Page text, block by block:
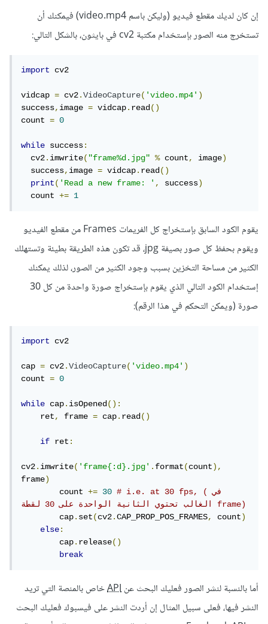
إن كان لديك مقطع فيديو (وليكن باسم video.mp4) فيمكنك أن
تستخرج منه الصور بإستخدام مكتبة cv2 في بايثون، بالشكل التالي:
import cv2
vidcap = cv2.VideoCapture('video.mp4')
success,image = vidcap.read()
count = 0
while success:
  cv2
.imwrite("frame%d.jpg" % count, image)
  success
,image = vidcap.read()
print('Read a new frame: ', success)
  count
+= 1
يقوم الكود السابق بإستخراج كل الفريمات Frames من مقطع الفيديو
ويقوم بحفظ كل صور بصيفة jpg، قد تكون هذه الطريقة بطيئة وتستهلك
الكثير من مساحة التخزين بسبب وجود الكثير من الصور، لذلك يمكنك
إستخدام الكود التالي الذي يقوم بإستخراج صورة واحدة من كل 30
صورة (ويمكن التحكم في هذا الرقم):
import cv2
cap = cv2.VideoCapture('video.mp4')
count = 0
while cap.isOpened():
    ret
, frame = cap.read()
if ret:
cv2.imwrite('frame{:d}.jpg'.format(count),
frame)
        count
+= 30
# i.e. at 30 fps, (في
الغالب تحتوي الثانية الواحدة على 30 لقطة frame)
        cap
.set(cv2.CAP_PROP_POS_FRAMES, count)
else:
        cap
.release()
break
أما بالنسبة لنشر الصور فعليك البحث عنAPIخاص بالمنصة التي تريد
النشر فيها، فعلى سبيل المثال إن أردت النشر على فيسبوك فعليك البحث